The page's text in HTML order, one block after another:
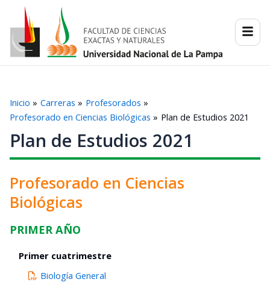
contenido
Inicio Carreras
Profesorados
Profesorado en Ciencias Biológicas
Plan de Estudios 2021
Plan de Estudios 2021
Profesorado en Ciencias
Biológicas
PRIMER AÑO
Primer cuatrimestre
Biología General